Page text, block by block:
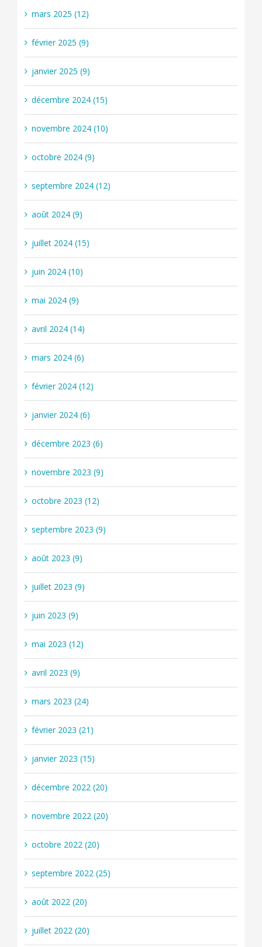
mars 2025 (12)
février 2025 (9)
janvier 2025 (9)
décembre 2024 (15)
novembre 2024 (10)
octobre 2024 (9)
septembre 2024 (12)
août 2024 (9)
juillet 2024 (15)
juin 2024 (10)
mai 2024 (9)
avril 2024 (14)
mars 2024 (6)
février 2024 (12)
janvier 2024 (6)
décembre 2023 (6)
novembre 2023 (9)
octobre 2023 (12)
septembre 2023 (9)
août 2023 (9)
juillet 2023 (9)
juin 2023 (9)
mai 2023 (12)
avril 2023 (9)
mars 2023 (24)
février 2023 (21)
janvier 2023 (15)
décembre 2022 (20)
novembre 2022 (20)
octobre 2022 (20)
septembre 2022 (25)
août 2022 (20)
juillet 2022 (20)